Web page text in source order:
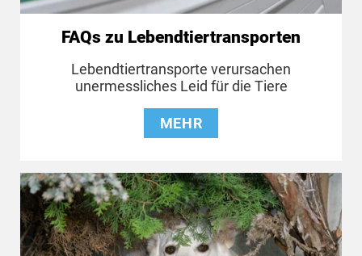
FAQs zu Lebendtiertransporten
Lebendtiertransporte verursachen
unermessliches Leid für die Tiere
MEHR